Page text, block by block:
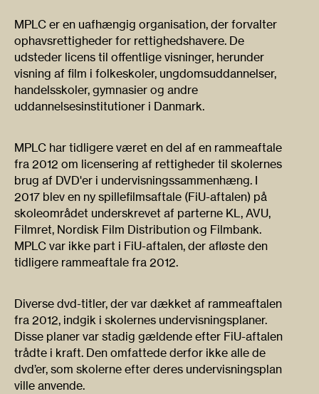
MPLC er en uafhængig organisation, der forvalter
ophavsrettigheder for rettighedshavere. De
udsteder licens til offentlige visninger, herunder
visning af film i folkeskoler, ungdomsuddannelser,
handelsskoler, gymnasier og andre
uddannelsesinstitutioner i Danmark.
MPLC har tidligere været en del af en rammeaftale
fra 2012 om licensering af rettigheder til skolernes
brug af DVD'er i undervisningssammenhæng. I
2017 blev en ny spillefilmsaftale (FiU-aftalen) på
skoleområdet underskrevet af parterne KL, AVU,
Filmret, Nordisk Film Distribution og Filmbank.
MPLC var ikke part i FiU-aftalen, der afløste den
tidligere rammeaftale fra 2012.
Diverse dvd-titler, der var dækket af rammeaftalen
fra 2012, indgik i skolernes undervisningsplaner.
Disse planer var stadig gældende efter FiU-aftalen
trådte i kraft. Den omfattede derfor ikke alle de
dvd’er, som skolerne efter deres undervisningsplan
ville anvende.